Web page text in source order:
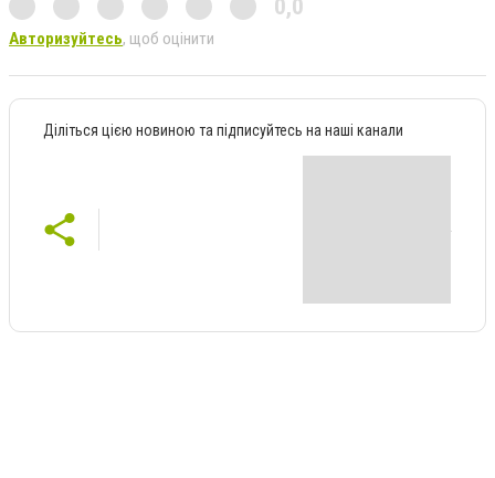
0,0
Авторизуйтесь, щоб оцінити
Діліться цією новиною та підписуйтесь на наші канали